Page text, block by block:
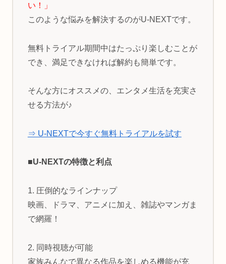
い！」
このような悩みを解決するのがU-NEXTです。
無料トライアル期間中はたっぷり楽しむことが
でき、満足できなければ解約も簡単です。
そんな方にオススメの、エンタメ生活を充実さ
せる方法が♪
⇒ U-NEXTで今すぐ無料トライアルを試す
■U-NEXTの特徴と利点
1. 圧倒的なラインナップ
映画、ドラマ、アニメに加え、雑誌やマンガま
で網羅！
2. 同時視聴が可能
家族みんなで異なる作品を楽しめる機能が充